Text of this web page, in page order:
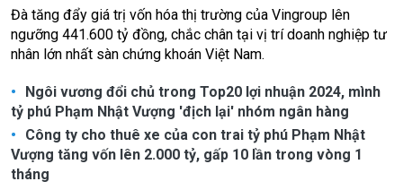
Đà tăng đẩy giá trị vốn hóa thị trường của Vingroup lên
ngưỡng 441.600 tỷ đồng, chắc chân tại vị trí doanh nghiệp tư
nhân lớn nhất sàn chứng khoán Việt Nam.
Ngôi vương đổi chủ trong Top20 lợi nhuận 2024, mình
tỷ phú Phạm Nhật Vượng 'địch lại' nhóm ngân hàng
Công ty cho thuê xe của con trai tỷ phú Phạm Nhật
Vượng tăng vốn lên 2.000 tỷ, gấp 10 lần trong vòng 1
tháng